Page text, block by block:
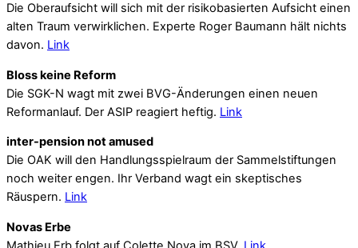
Die Oberaufsicht will sich mit der risikobasierten Aufsicht einen
alten Traum verwirklichen. Experte Roger Baumann hält nichts
davon. Link
Bloss keine Reform
Die SGK-N wagt mit zwei BVG-Änderungen einen neuen
Reformanlauf. Der ASIP reagiert heftig. Link
inter-pension not amused
Die OAK will den Handlungsspielraum der Sammelstiftungen
noch weiter engen. Ihr Verband wagt ein skeptisches
Räuspern. Link
Novas Erbe